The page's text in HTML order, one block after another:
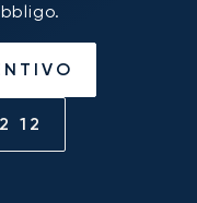
12